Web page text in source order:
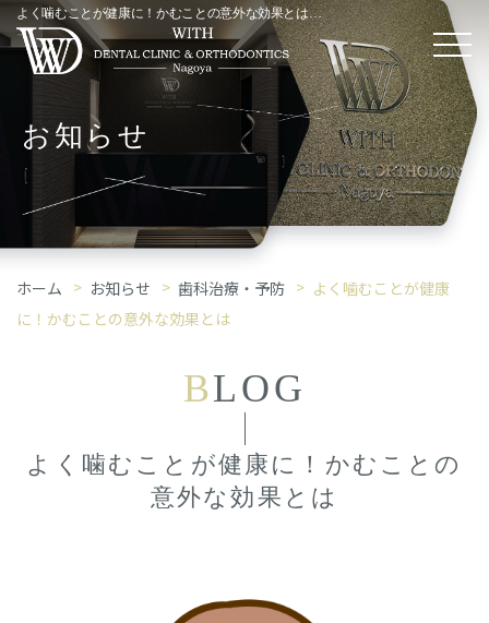
よく噛むことが健康に！かむことの意外な効果とは｜「歯科治療・予防」コラム
お知らせ
ホーム お知らせ 歯科治療・予防
よく噛むことが健康
に！かむことの意外な効果とは
BLOG
よく噛むことが健康に！かむことの
意外な効果とは